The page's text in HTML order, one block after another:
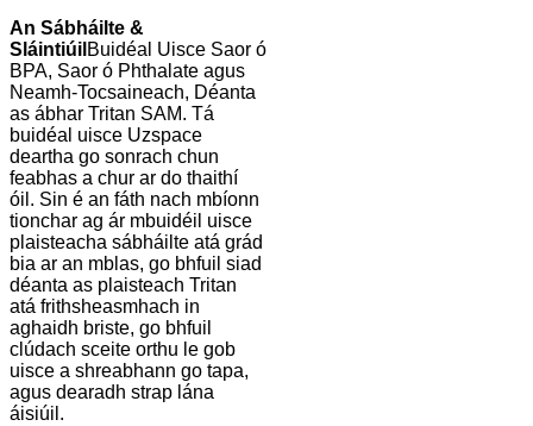
An Sábháilte &
Sláintiúil Buidéal Uisce Saor ó
BPA, Saor ó Phthalate agus
Neamh-Tocsaineach, Déanta
as ábhar Tritan SAM. Tá
buidéal uisce Uzspace
deartha go sonrach chun
feabhas a chur ar do thaithí
óil. Sin é an fáth nach mbíonn
tionchar ag ár mbuidéil uisce
plaisteacha sábháilte atá grád
bia ar an mblas, go bhfuil siad
déanta as plaisteach Tritan
atá frithsheasmhach in
aghaidh briste, go bhfuil
clúdach sceite orthu le gob
uisce a shreabhann go tapa,
agus dearadh strap lána
áisiúil.